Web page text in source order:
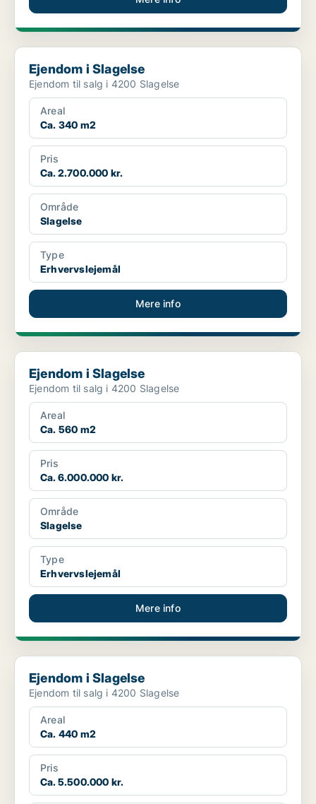
Ejendom i Slagelse
Ejendom i Slagelse
Ejendom til salg i 4200 Slagelse
Areal
Ca. 340 m2
Pris
Ca. 2.700.000 kr.
Område
Slagelse
Type
Erhvervslejemål
Mere info
Ejendom i Slagelse
Ejendom i Slagelse
Ejendom til salg i 4200 Slagelse
Areal
Ca. 560 m2
Pris
Ca. 6.000.000 kr.
Område
Slagelse
Type
Erhvervslejemål
Mere info
Ejendom i Slagelse
Ejendom i Slagelse
Ejendom til salg i 4200 Slagelse
Areal
Ca. 440 m2
Pris
Ca. 5.500.000 kr.